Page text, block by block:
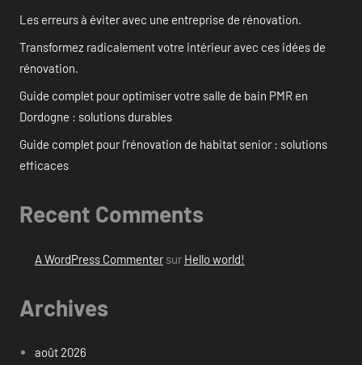
Les erreurs à éviter avec une entreprise de rénovation.
Transformez radicalement votre intérieur avec ces idées de
rénovation.
Guide complet pour optimiser votre salle de bain PMR en
Dordogne : solutions durables
Guide complet pour l’rénovation de habitat senior : solutions
efficaces
Recent Comments
A WordPress Commentersur Hello world!
Archives
août 2026